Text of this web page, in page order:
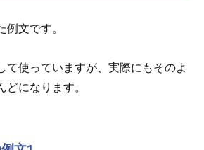
例文です。
て使っていますが、実際にもそのよ
どになります。